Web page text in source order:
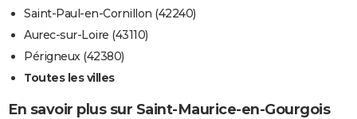
Saint-Paul-en-Cornillon (42240)
Aurec-sur-Loire (43110)
Périgneux (42380)
Toutes les villes
En savoir plus sur Saint-Maurice-en-Gourgois